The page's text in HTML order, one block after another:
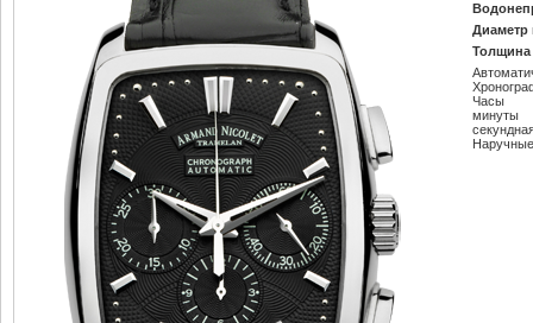
Диаметр
Часы
минуты